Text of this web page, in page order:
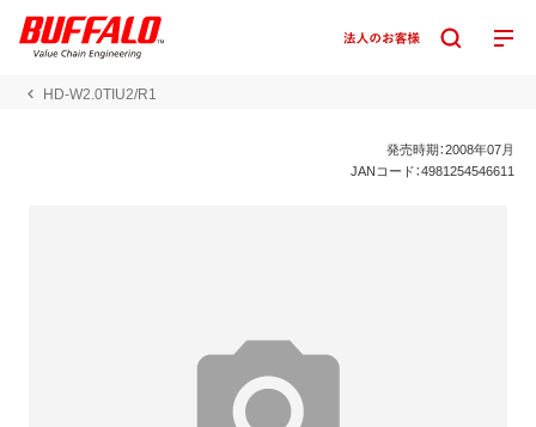
HD-W2.0TIU2/R1
発売時期：2008年07月
JANコード：4981254546611